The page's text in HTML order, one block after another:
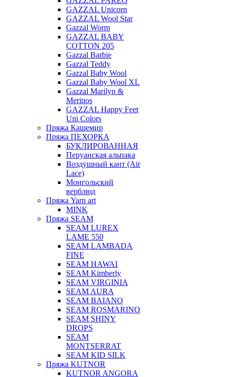
GAZZAL Unicorn
GAZZAL Wool Star
Gazzal Worm
GAZZAL BABY
COTTON 205
Gazzal Barbie
Gazzal Teddy
Gazzal Baby Wool
Gazzal Baby Wool XL
Gazzal Marilyn &
Merinos
GAZZAL Happy Feet
Uni Colors
Пряжа Кашемир
Пряжа ПЕХОРКА
БУКЛИРОВАННАЯ
Перуанская альпака
Воздушный кант (Air
Lace)
Монгольский
верблюд
Пряжа Yarn art
MINK
Пряжа SEAM
SEAM LUREX
LAME 550
SEAM LAMBADA
FINE
SEAM HAWAI
SEAM Kimberly
SEAM VIRGINIA
SEAM AURA
SEAM BAIANO
SEAM ROSMARINO
SEAM SHINY
DROPS
SEAM
MONTSERRAT
SEAM KID SILK
Пряжа KUTNOR
KUTNOR ANGORA